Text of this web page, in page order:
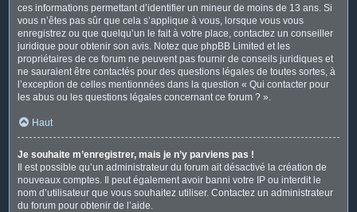
ces informations permettant d’identifier un mineur de moins de 13 ans. Si
vous n’êtes pas sûr que cela s’applique à vous, lorsque vous vous
enregistrez ou que quelqu’un le fait à votre place, contactez un conseiller
juridique pour obtenir son avis. Notez que phpBB Limited et les
propriétaires de ce forum ne peuvent pas fournir de conseils juridiques et
ne sauraient être contactés pour des questions légales de toutes sortes, à
l’exception de celles mentionnées dans la question « Qui contacter pour
les abus ou les questions légales concernant ce forum ? ».
Haut
Je souhaite m’enregistrer, mais je n’y parviens pas !
Il est possible qu’un administrateur du forum ait désactivé la création de
nouveaux comptes. Il peut également avoir banni votre IP ou interdit le
nom d’utilisateur que vous souhaitez utiliser. Contactez un administrateur
du forum pour obtenir de l’aide.